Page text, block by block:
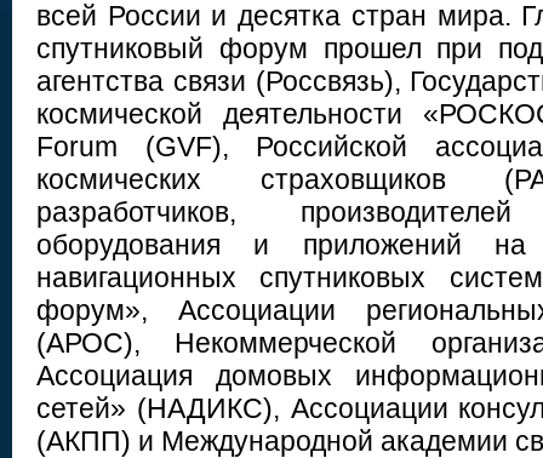
всей России и десятка стран мира.
спутниковый форум прошел при
агентства связи (Россвязь),
космической деятельности
Forum (GVF), Российской
космических страховщиков
разработчиков,
оборудования и приложений на
навигационных спутниковых
форум», Ассоциации
(АРОС), Некоммерческой
Ассоциация домовых
сетей» (НАДИКС), Ассоциации
(АКПП) и Международной академии